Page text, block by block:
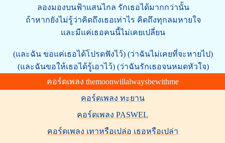
ลองมองบนฟ้าแสนไกล รักเธอได้มากกว่านั้น
ถ้าหากยังไม่รู้ว่าคิดถึงเธอเท่าไร คิดถึงทุกลมหายใจ
และมีแค่เธอคนนี้ไม่เคยเปลี่ยน
(และฉัน ขอแค่เธอได้โปรดฟังไว้) (ว่าฉันไม่เคยที่จะหายไป)
(และฉันขอให้เธอได้รู้เอาไว้) (ว่าฉันรักเธอจนหมดหัวใจ)
คอร์ดเพลง themoonwillalwaysbewithme
คอร์ดเพลง ทะยาน
คอร์ดเพลง PASWEL
คอร์ดเพลง เทาหรือเปล่อ เธอหรือเปล่า